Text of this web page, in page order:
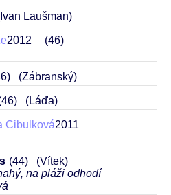
Laušman)
2012
46
(Zábranský)
46 (Láďa)
Cibulková2011
44
(Vítek)
na pláži odhodí